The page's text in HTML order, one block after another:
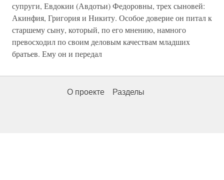
супруги, Евдокии (Авдотьи) Федоровны, трех сыновей:
Акинфия, Григория и Никиту. Особое доверие он питал к
старшему сыну, который, по его мнению, намного
превосходил по своим деловым качествам младших
братьев. Ему он и передал
О проекте Разделы